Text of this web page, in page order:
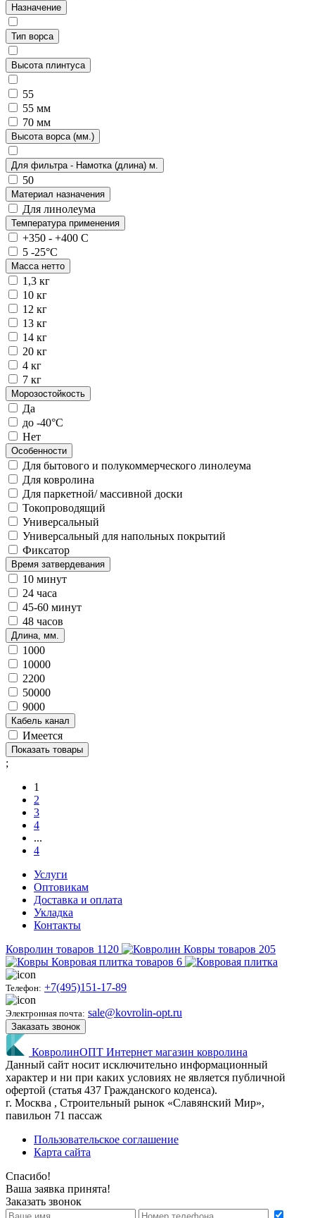
Назначение
Тип ворса
Высота плинтуса
55
55 мм
70 мм
Высота ворса (мм.)
Для фильтра - Намотка (длина) м.
50
Материал назначения
Для линолеума
Температура применения
+350 - +400 С
5 -25°C
Масса нетто
1,3 кг
10 кг
12 кг
13 кг
14 кг
20 кг
4 кг
7 кг
Морозостойкость
Да
до -40°С
Нет
Особенности
Для бытового и полукоммерческого линолеума
Для ковролина
Для паркетной/ массивной доски
Токопроводящий
Универсальный
Универсальный для напольных покрытий
Фиксатор
Время затвердевания
10 минут
24 часа
45-60 минут
48 часов
Длина, мм.
1000
10000
2200
50000
9000
Кабель канал
Имеется
Показать товары
;
1
2
3
4
...
4
Услуги
Оптовикам
Доставка и оплата
Укладка
Контакты
Ковролин товаров 1120 Ковры товаров 205
Ковровая плитка товаров 6
Телефон: +7(495)151-17-89
Электронная почта: sale@kovrolin-opt.ru
Заказать звонок
КовролинОПТ Интернет магазин ковролина
Данный сайт носит исключительно информационный
характер и ни при каких условиях не является публичной
офертой (статья 437 Гражданского коденса).
г. Москва , Строительный рынок «Славянский Мир»,
павильон 71 пассаж
Пользовательское соглашение
Карта сайта
Спасибо!
Ваша заявка принята!
Заказать звонок